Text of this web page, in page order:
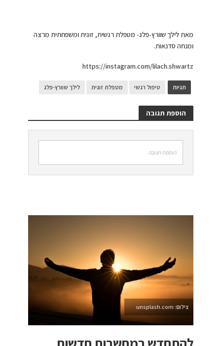
מאת לילך שוורץ-פלג- מטפלת רגשית, זוגית ומשפחתית מרצה
ומנחה סדנאות.
https://instagram.com/lilach.shwartz
תגיות טיפול רגשי מטפלת זוגית לילך שוורץ-פלג
הוספת תגובה
הוספת תגובה
צילום: unsplash.com